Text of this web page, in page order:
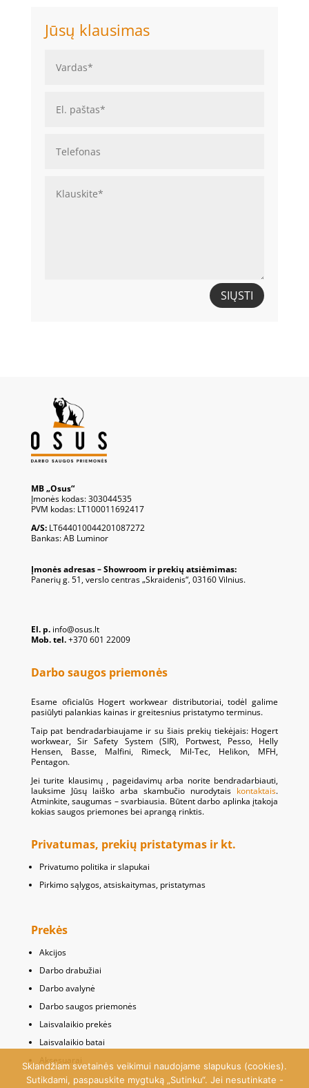
Jūsų klausimas
SIŲSTI
MB „Osus“
Įmonės kodas: 303044535
PVM kodas: LT100011692417
A/S:LT644010044201087272
Bankas: AB Luminor
Įmonės adresas – Showroom ir prekių atsiėmimas:
Panerių g. 51, verslo centras „Skraidenis“, 03160 Vilnius.
El. p.info@osus.lt
Mob. tel.+370 601 22009
Darbo saugos priemonės
Esame oficialūs Hogert workwear distributoriai, todėl galime
pasiūlyti palankias kainas ir greitesnius pristatymo terminus.
Taip pat bendradarbiaujame ir su šiais prekių tiekėjais: Hogert
workwear, Sir Safety System (SIR), Portwest, Pesso, Helly
Hensen, Basse, Malfini, Rimeck, Mil-Tec, Helikon, MFH,
Pentagon.
Jei turite klausimų , pageidavimų arba norite bendradarbiauti,
lauksime Jūsų laiško arba skambučio nurodytais kontaktais.
Atminkite, saugumas – svarbiausia. Būtent darbo aplinka įtakoja
kokias saugos priemones bei aprangą rinktis.
Privatumas, prekių pristatymas ir kt.
Privatumo politika ir slapukai
Pirkimo sąlygos, atsiskaitymas, pristatymas
Prekės
Akcijos
Darbo drabužiai
Darbo avalynė
Darbo saugos priemonės
Laisvalaikio prekės
Laisvalaikio batai
Aksesuarai
Sklandžiam svetainės veikimui naudojame slapukus (cookies).
Sutikdami, paspauskite mygtuką „Sutinku“. Jei nesutinkate -